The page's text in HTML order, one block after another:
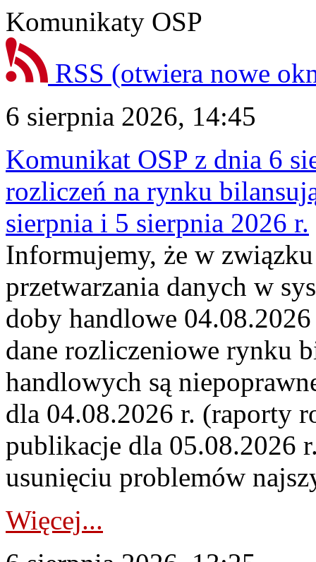
Komunikaty OSP
RSS (otwiera nowe
6 sierpnia 2026, 14:45
Komunikat OSP z dnia 6
rozliczeń na rynku
sierpnia i 5 sierpnia 2026 r.
Informujemy, że w
przetwarzania danych w
doby handlowe
dane rozliczeniowe rynku
handlowych są
dla 04.08.2026 r. (raporty
publikacje dla 05.08.2026
usunięciu problemów
Więcej...